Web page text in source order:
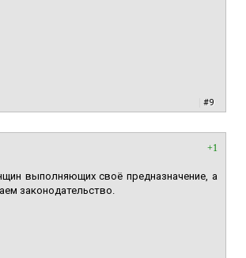
#9
+1
выполняющих своё предназначение, а
законодательство.